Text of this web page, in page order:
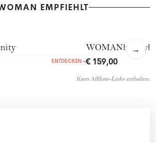
EMPFIEHLT
→
ENTDECKEN→€ 159,00
Kann Affiliate-Links enthalten.